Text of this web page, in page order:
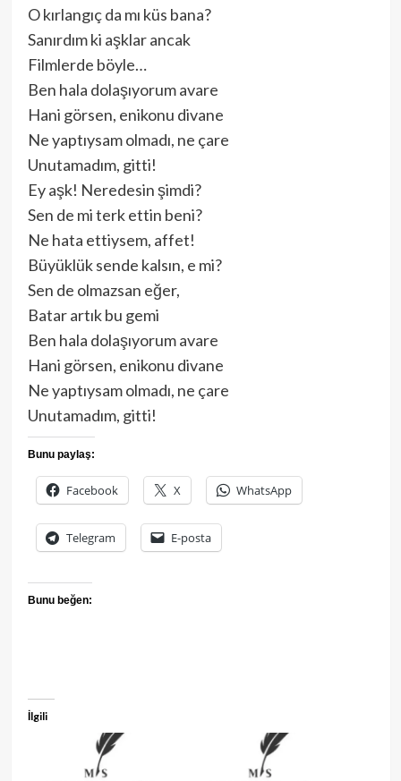
O kırlangıç da mı küs bana?
Sanırdım ki aşklar ancak
Filmlerde böyle…
Ben hala dolaşıyorum avare
Hani görsen, enikonu divane
Ne yaptıysam olmadı, ne çare
Unutamadım, gitti!
Ey aşk! Neredesin şimdi?
Sen de mi terk ettin beni?
Ne hata ettiysem, affet!
Büyüklük sende kalsın, e mi?
Sen de olmazsan eğer,
Batar artık bu gemi
Ben hala dolaşıyorum avare
Hani görsen, enikonu divane
Ne yaptıysam olmadı, ne çare
Unutamadım, gitti!
Bunu paylaş:
Facebook X WhatsApp
Telegram E-posta
Bunu beğen:
İlgili